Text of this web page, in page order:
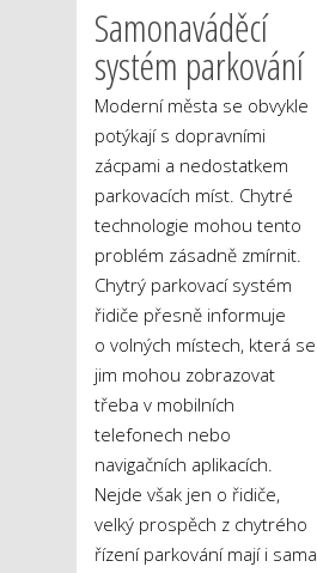
Samonaváděcí
systém parkování
Moderní města se obvykle
potýkají s dopravními
zácpami a nedostatkem
parkovacích míst. Chytré
technologie mohou tento
problém zásadně zmírnit.
Chytrý parkovací systém
řidiče přesně informuje
o volných místech, která se
jim mohou zobrazovat
třeba v mobilních
telefonech nebo
navigačních aplikacích.
Nejde však jen o řidiče,
velký prospěch z chytrého
řízení parkování mají i sama